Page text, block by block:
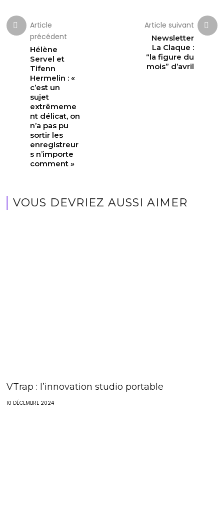
Article
précédent
Hélène
Servel et
Tifenn
Hermelin : «
c’est un
sujet
extrêmeme
nt délicat, on
n’a pas pu
sortir les
enregistreur
s n’importe
comment »
Article suivant
Newsletter
La Claque :
“la figure du
mois” d’avril
VOUS DEVRIEZ AUSSI AIMER
VTrap : l’innovation studio portable
10 DÉCEMBRE 2024